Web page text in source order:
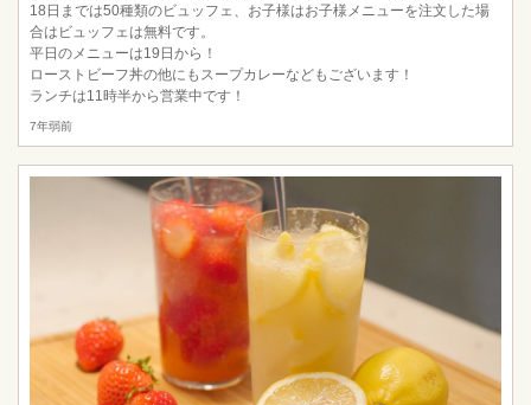
18日までは50種類のビュッフェ、お子様はお子様メニューを注文した場
合はビュッフェは無料です。
平日のメニューは19日から！
ローストビーフ丼の他にもスープカレーなどもございます！
ランチは11時半から営業中です！
7年弱前